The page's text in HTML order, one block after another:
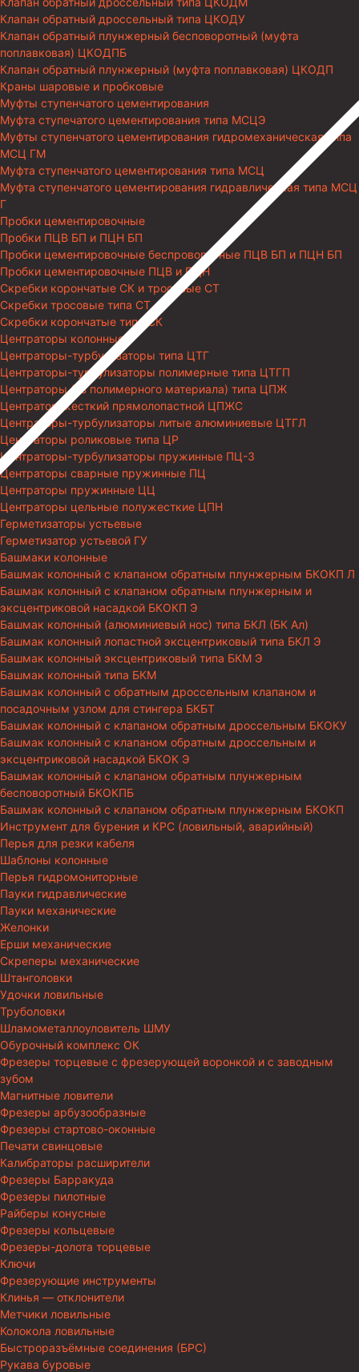
Клапан обратный дроссельный типа ЦКОДУ
Клапан обратный плунжерный бесповоротный (муфта
поплавковая) ЦКОДПБ
Клапан обратный плунжерный (муфта поплавковая) ЦКОДП
Краны шаровые и пробковые
Муфты ступенчатого цементирования
Муфта ступечатого цементирования типа МСЦЭ
Муфты ступенчатого цементирования гидромеханическая типа
МСЦ ГМ
Муфта ступенчатого цементирования типа МСЦ
Муфта ступенчатого цементирования гидравлическая типа МСЦ
Г
Пробки цементировочные
Пробки ПЦВ БП и ПЦН БП
Пробки цементировочные беспроворотные ПЦВ БП и ПЦН БП
Пробки цементировочные ПЦВ и ПЦН
Скребки корончатые СК и тросовые СТ
Скребки тросовые типа СТ
Скребки корончатые типа СК
Центраторы колонные
Центраторы-турбулизаторы типа ЦТГ
Центраторы-турбулизаторы полимерные типа ЦТГП
Центраторы (из полимерного материала) типа ЦПЖ
Центратор жесткий прямолопастной ЦПЖС
Центраторы-турбулизаторы литые алюминиевые ЦТГЛ
Центраторы роликовые типа ЦР
Центраторы-турбулизаторы пружинные ПЦ-3
Центраторы сварные пружинные ПЦ
Центраторы пружинные ЦЦ
Центраторы цельные полужесткие ЦПН
Герметизаторы устьевые
Герметизатор устьевой ГУ
Башмаки колонные
Башмак колонный с клапаном обратным плунжерным БКОКП Л
Башмак колонный с клапаном обратным плунжерным и
эксцентриковой насадкой БКОКП Э
Башмак колонный (алюминиевый нос) типа БКЛ (БК Ал)
Башмак колонный лопастной эксцентриковый типа БКЛ Э
Башмак колонный эксцентриковый типа БКМ Э
Башмак колонный типа БКМ
Башмак колонный с обратным дроссельным клапаном и
посадочным узлом для стингера БКБТ
Башмак колонный с клапаном обратным дроссельным БКОКУ
Башмак колонный с клапаном обратным дроссельным и
эксцентриковой насадкой БКОК Э
Башмак колонный с клапаном обратным плунжерным
бесповоротный БКОКПБ
Башмак колонный с клапаном обратным плунжерным БКОКП
Инструмент для бурения и КРС (ловильный, аварийный)
Перья для резки кабеля
Шаблоны колонные
Перья гидромониторные
Пауки гидравлические
Пауки механические
Желонки
Ерши механические
Скреперы механические
Штанголовки
Удочки ловильные
Труболовки
Шламометаллоуловитель ШМУ
Обурочный комплекс ОК
Фрезеры торцевые с фрезерующей воронкой и с заводным
зубом
Магнитные ловители
Фрезеры арбузообразные
Фрезеры стартово-оконные
Печати свинцовые
Калибраторы расширители
Фрезеры Барракуда
Фрезеры пилотные
Райберы конусные
Фрезеры кольцевые
Фрезеры-долота торцевые
Ключи
Фрезерующие инструменты
Клинья — отклонители
Метчики ловильные
Колокола ловильные
Быстроразъёмные соединения (БРС)
Рукава буровые